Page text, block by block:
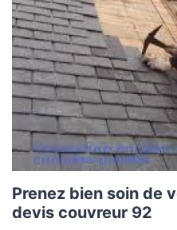
Prenez bien soin de
devis couvreur 92